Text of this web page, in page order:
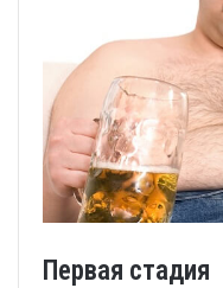
Первая стадия